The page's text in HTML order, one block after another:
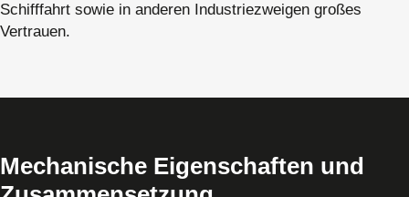
Schifffahrt sowie in anderen Industriezweigen großes
Vertrauen.
Mechanische Eigenschaften und